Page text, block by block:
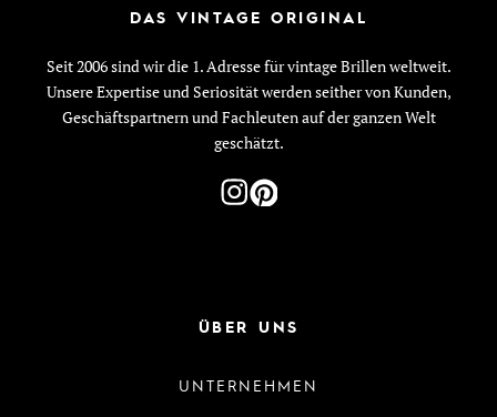
DAS VINTAGE ORIGINAL
Seit 2006 sind wir die 1. Adresse für vintage Brillen weltweit.
Unsere Expertise und Seriosität werden seither von Kunden,
Geschäftspartnern und Fachleuten auf der ganzen Welt
geschätzt.
ÜBER UNS
UNTERNEHMEN